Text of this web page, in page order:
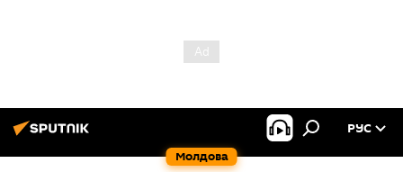
Молдова
РУС